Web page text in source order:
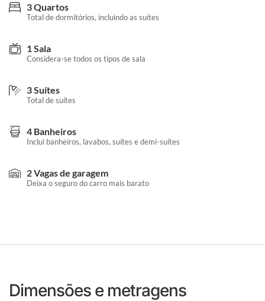
3 Quartos
Total de dormitórios, incluindo as suítes
1 Sala
Considera-se todos os tipos de sala
3 Suítes
Total de suítes
4 Banheiros
Inclui banheiros, lavabos, suítes e demi-suítes
2 Vagas de garagem
Deixa o seguro do carro mais barato
Dimensões e metragens